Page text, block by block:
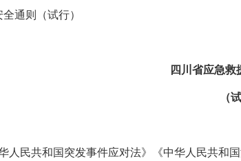
通则（试行）
四川省应急救
（试
共和国突发事件应对法》《中华人民共和